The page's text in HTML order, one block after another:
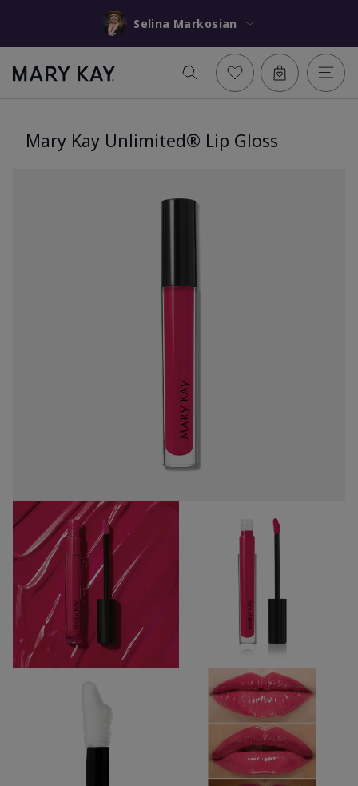
Selina Markosian
Mary Kay Unlimited® Lip Gloss